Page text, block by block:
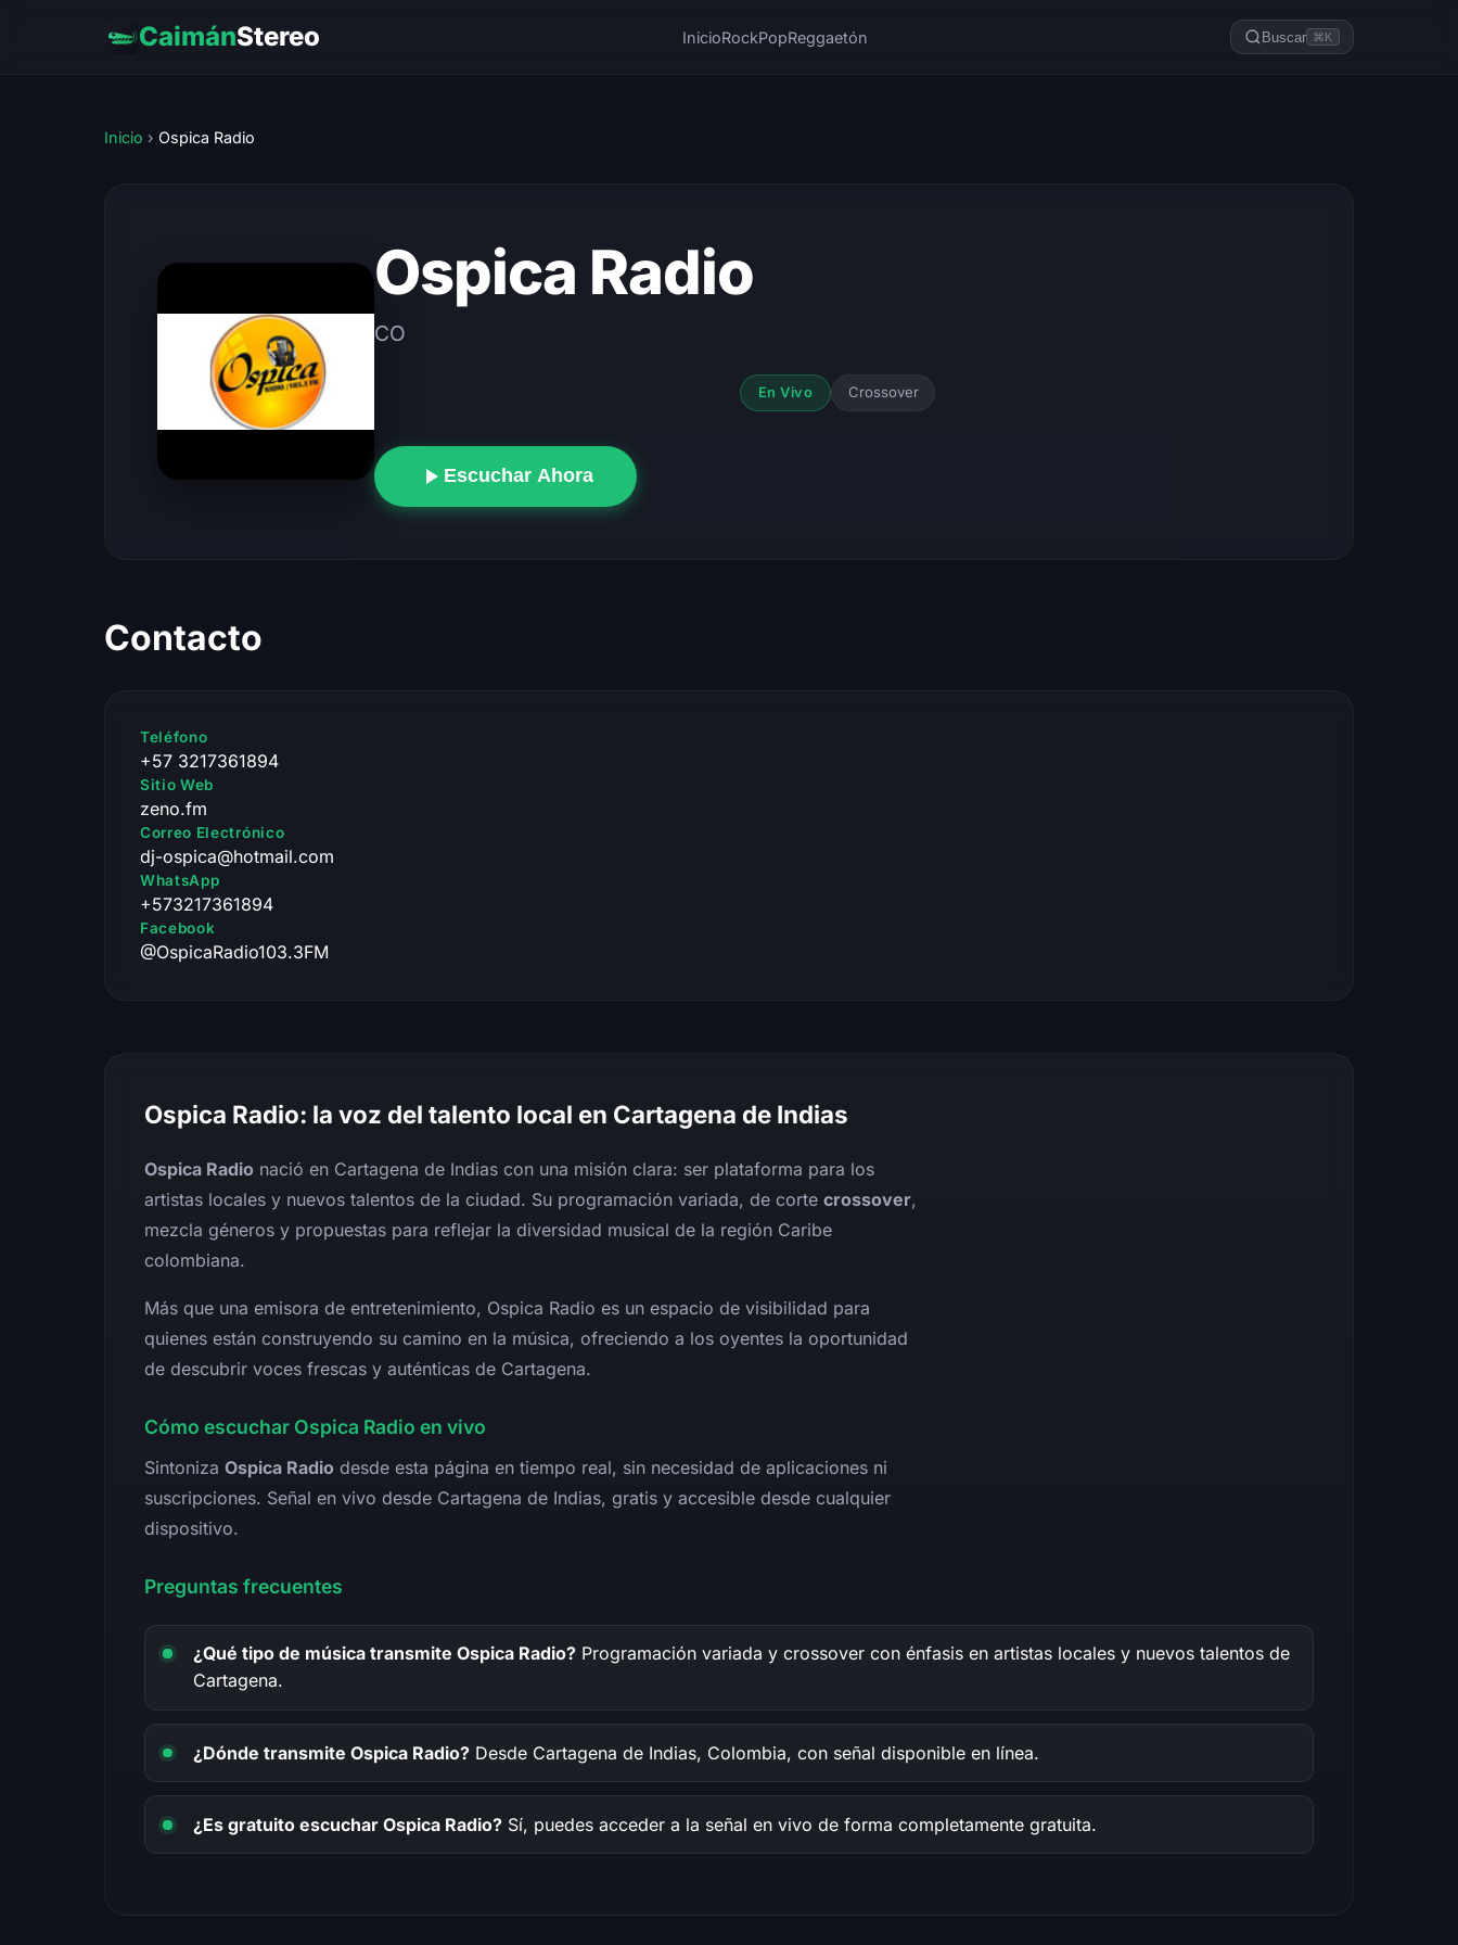
CaimánStereo InicioRockPopReggaetón Buscar ⌘K
Inicio › Ospica Radio
Ospica Radio
CO
En Vivo Crossover
Escuchar Ahora
Contacto
Teléfono
+57 3217361894
Sitio Web
zeno.fm
Correo Electrónico
dj-ospica@hotmail.com
WhatsApp
+573217361894
Facebook
@OspicaRadio103.3FM
Ospica Radio: la voz del talento local en Cartagena de Indias
Ospica Radio nació en Cartagena de Indias con una misión clara: ser plataforma para los
artistas locales y nuevos talentos de la ciudad. Su programación variada, de corte crossover,
mezcla géneros y propuestas para reflejar la diversidad musical de la región Caribe
colombiana.
Más que una emisora de entretenimiento, Ospica Radio es un espacio de visibilidad para
quienes están construyendo su camino en la música, ofreciendo a los oyentes la oportunidad
de descubrir voces frescas y auténticas de Cartagena.
Cómo escuchar Ospica Radio en vivo
Sintoniza Ospica Radio desde esta página en tiempo real, sin necesidad de aplicaciones ni
suscripciones. Señal en vivo desde Cartagena de Indias, gratis y accesible desde cualquier
dispositivo.
Preguntas frecuentes
¿Qué tipo de música transmite Ospica Radio? Programación variada y crossover con énfasis en artistas locales y nuevos talentos de
Cartagena.
¿Dónde transmite Ospica Radio? Desde Cartagena de Indias, Colombia, con señal disponible en línea.
¿Es gratuito escuchar Ospica Radio? Sí, puedes acceder a la señal en vivo de forma completamente gratuita.